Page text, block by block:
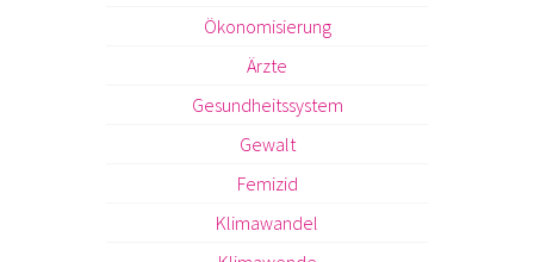
Ökonomisierung
Ärzte
Gesundheitssystem
Gewalt
Femizid
Klimawandel